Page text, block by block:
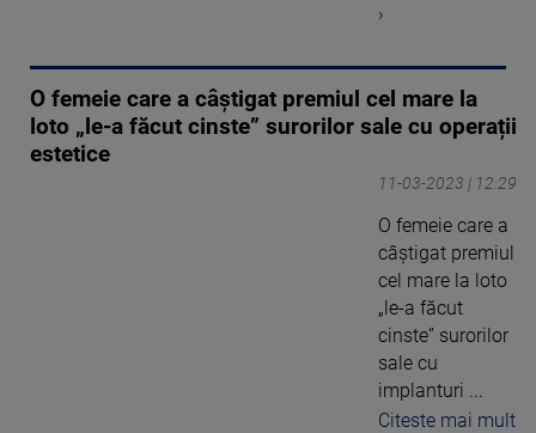
›
O femeie care a câștigat premiul cel mare la
loto „le-a făcut cinste” surorilor sale cu operații
estetice
11-03-2023 | 12:29
O femeie care a
câștigat premiul
cel mare la loto
„le-a făcut
cinste” surorilor
sale cu
implanturi ...
Citeste mai mult